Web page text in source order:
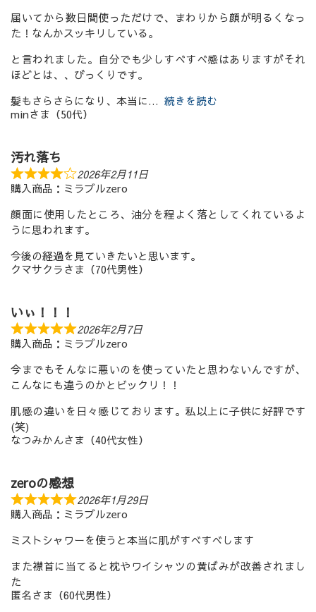
届いてから数日間使っただけで、まわりから顔が明るくなっ
た！なんかスッキリしている。
と言われました。自分でも少しすべすべ感はありますがそれ
ほどとは、、びっくりです。
髪もさらさらになり、本当に
続きを読む
minさま（50代）
汚れ落ち
2026年2月11日
購入商品：ミラブルzero
顔面に使用したところ、油分を程よく落としてくれているよ
うに思われます。
今後の経過を見ていきたいと思います。
クマサクラさま（70代男性）
いぃ！！！
2026年2月7日
購入商品：ミラブルzero
今までもそんなに悪いのを使っていたと思わないんですが、
こんなにも違うのかとビックリ！！
肌感の違いを日々感じております。私以上に子供に好評です
(笑)
なつみかんさま（40代女性）
zeroの感想
2026年1月29日
購入商品：ミラブルzero
ミストシャワーを使うと本当に肌がすべすべします
また襟首に当てると枕やワイシャツの黄ばみが改善されまし
た
匿名さま（60代男性）